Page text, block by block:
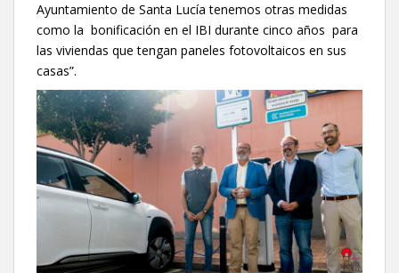
Ayuntamiento de Santa Lucía tenemos otras medidas
como la bonificación en el IBI durante cinco años para
las viviendas que tengan paneles fotovoltaicos en sus
casas”.